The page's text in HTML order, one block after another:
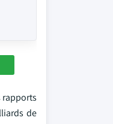
rapports
de